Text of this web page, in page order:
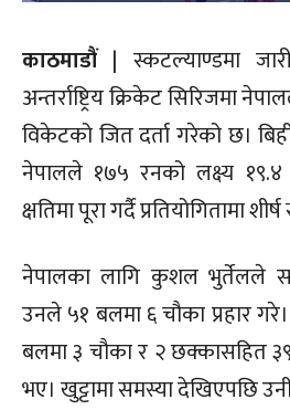
काठमाडौं| स्कटल्याण्डमा
अन्तर्राष्ट्रिय क्रिकेट सिरिजमा
विकेटको जित दर्ता गरेको छ।
नेपालले १७५ रनको लक्ष्य
क्षतिमा पूरा गर्दै प्रतियोगितामा
नेपालका लागि कुशल भुर्तेलले
उनले ५१ बलमा ६ चौका प्रहार
बलमा ३ चौका र २ छक्कासहित ३९
भए। खुट्टामा समस्या देखिएपछि